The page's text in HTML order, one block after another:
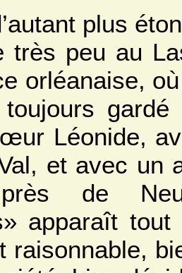
plus
très peu au
orléanaise,
Léonide,
et avec un
de
apparaît
raisonnable,